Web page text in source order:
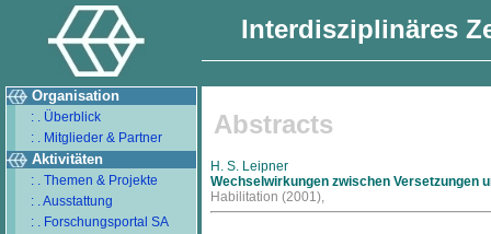
Interdisziplinäres
Organisation
: . Überblick
: . Mitglieder & Partner
Aktivitäten
: . Themen & Projekte
: . Ausstattung
: . Forschungsportal SA
Abstracts
H. S. Leipner
Wechselwirkungen zwischen Versetzungen
Habilitation (2001),